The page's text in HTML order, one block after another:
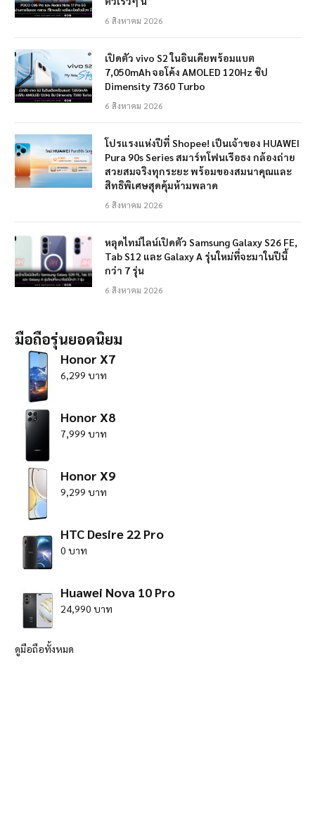
6 สิงหาคม 2026
เปิดตัว vivo S2 ในอินเดียพร้อมแบต
7,050mAh จอโค้ง AMOLED 120Hz ชิป
Dimensity 7360 Turbo
6 สิงหาคม 2026
โปรแรงแห่งปีที่ Shopee! เป็นเจ้าของ HUAWEI
Pura 90s Series สมาร์ทโฟนเรือธง กล้องถ่าย
สวยสมจริงทุกระยะ พร้อมของสมนาคุณและ
สิทธิพิเศษสุดคุ้มห้ามพลาด
6 สิงหาคม 2026
หลุดไทม์ไลน์เปิดตัว Samsung Galaxy S26 FE,
Tab S12 และ Galaxy A รุ่นใหม่ที่จะมาในปีนี้
กว่า 7 รุ่น
6 สิงหาคม 2026
มือถือรุ่นยอดนิยม
Honor X7
6,299 บาท
Honor X8
7,999 บาท
Honor X9
9,299 บาท
HTC Desire 22 Pro
0 บาท
Huawei Nova 10 Pro
24,990 บาท
ดูมือถือทั้งหมด